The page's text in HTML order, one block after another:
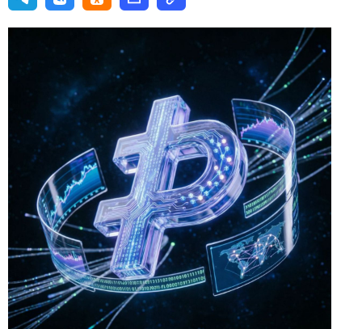
Авторские материалы
Телефон редакции: +7 495 727-01-67
Электронные почты редакции:
Информационный отдел
info@business-magazine.online
Отдел рекламы
reklama@business-magazine.online
Отдел распространения/редакционная подписка
podpiska@business-magazine.online
Отдел по работе с партнерами
partner@business-magazine.online